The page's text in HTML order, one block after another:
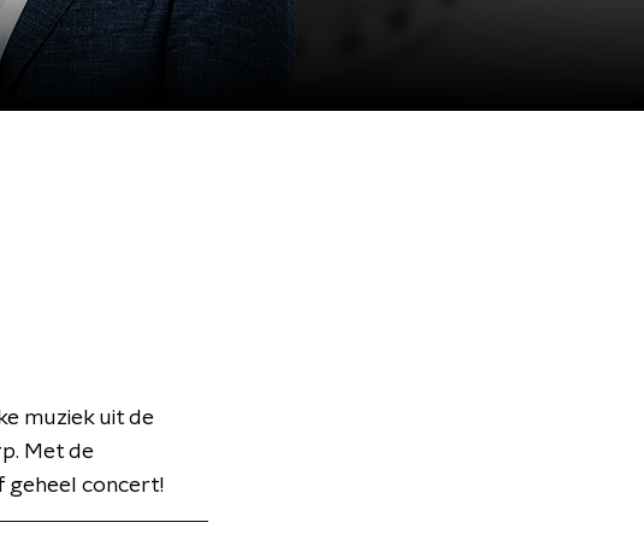
muziek uit de
Met de
geheel concert!